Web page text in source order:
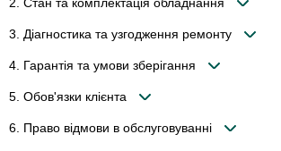
3. Діагностика та узгодження ремонту
4. Гарантія та умови зберігання
5. Обов'язки клієнта
6. Право відмови в обслуговуванні